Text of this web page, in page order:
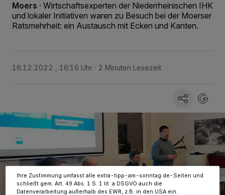
Moers · Wirtschaftsexperten der Niederrheinischen IHK
und lokaler Initiativen waren zu Besuch bei der Moerser
Ratsmehrheit: ein Austausch mit Ecken und Kanten.
16.12.2022 , 16:16 Uhr 2 Minuten Lesezeit
Tracking-Technologien für die unter „Wir und unsere Partner
Zwecke. Wenn Tracker deaktiviert sind, sind manche Inhalte und
Anzeigen möglicherweise nicht mehr so relevant für Sie. Sie können
dieses Menü jederzeit wieder aufrufen, um Ihre Einstellungen zu
ändern oder Ihre Einwilligung zu widerrufen, indem Sie auf den Link
Einstellungen oder Ablehnen am unteren Rand der Webseite klicken.
Ihre Einstellungen gelten innerhalb unseres Website. Weitere
Informationen finden Sie in unserer Datenschutzerklärung.
Ihre Zustimmung umfasst alle extra-tipp-am-sonntag.de-Seiten und
schließt gem. Art. 49 Abs. 1 S. 1 lit. a DSGVO auch die
Datenverarbeitung außerhalb des EWR, z.B. in den USA ein.